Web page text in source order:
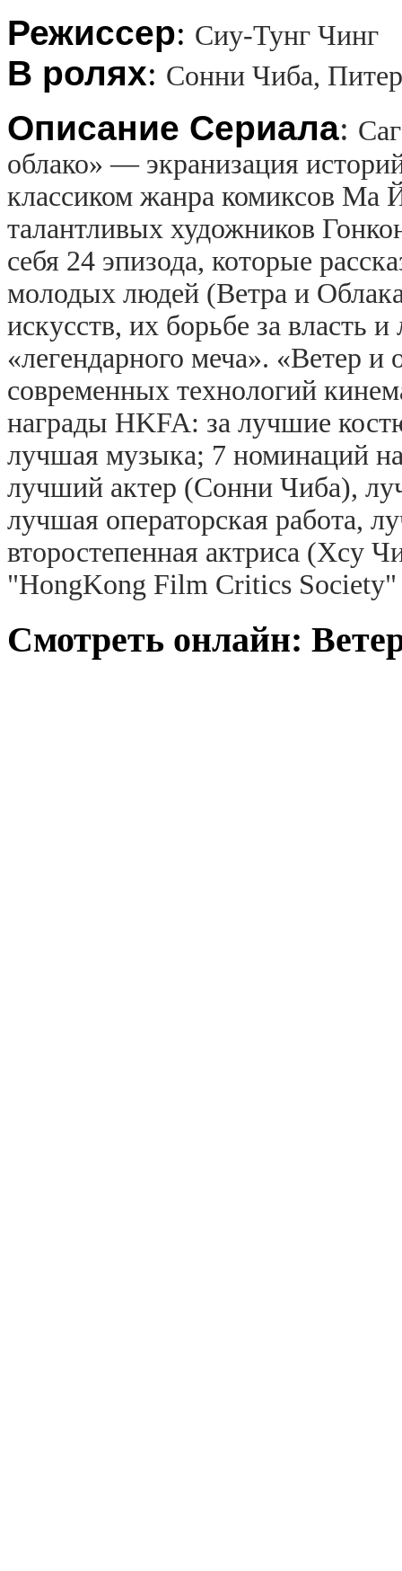
Режиссер: Сиу-Тунг Чинг
В ролях: Сонни Чиба,
Описание Сериала:
облако» — экранизация
классиком жанра комиксов Ма
талантливых художников
себя 24 эпизода, которые
молодых людей (Ветра и
искусств, их борьбе за власть
«легендарного меча». «Ветер
современных технологий
награды HKFA: за лучшие
лучшая музыка; 7 номинаций
лучший актер (Сонни Чиба),
лучшая операторская работа,
второстепенная актриса (Хсу
"HongKong Film Critics
Смотреть онлайн: